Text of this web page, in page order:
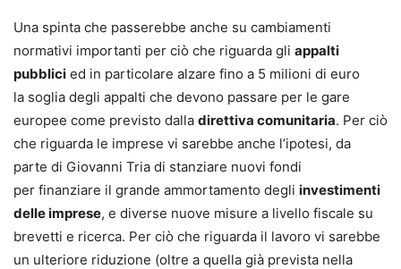
Una spinta che passerebbe anche su cambiamenti
normativi importanti per ciò che riguarda gli appalti
pubblici ed in particolare alzare fino a 5 milioni di euro
la soglia degli appalti che devono passare per le gare
europee come previsto dalla direttiva comunitaria. Per ciò
che riguarda le imprese vi sarebbe anche l’ipotesi, da
parte di Giovanni Tria di stanziare nuovi fondi
per finanziare il grande ammortamento degli investimenti
delle imprese, e diverse nuove misure a livello fiscale su
brevetti e ricerca. Per ciò che riguarda il lavoro vi sarebbe
un ulteriore riduzione (oltre a quella già prevista nella